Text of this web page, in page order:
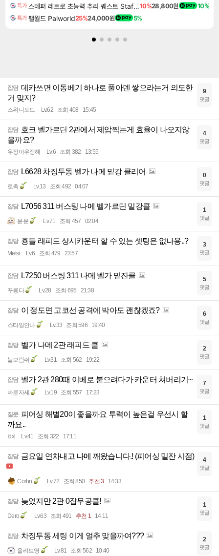
특가 스테퍼 레트로 초능력 추리 퀘스트 Staffer Retro A Supernatural Mystery Quest10%28,800원 10%
특가 팰월드 Palworld25%24,000원 5%
잡담 데카쓰면 이동베기 하나로 풀아덴 쌓으라는거 의도한
거 맞지?
스위니토드 Lv.62 조회 408 15:45
9
댓글
잡담 호크 벨가르딘 2관에서 제압찍는게 효율이 나오지않
을까요?
우정아우정해 Lv.6 조회 382 13:55
4
댓글
잡담 L6628 차징두동 벨가 나메 밑강 클리어
로촉 Lv.13 조회 492 04:07
0
댓글
잡담 L7056 311 버스팅 나메 벨가르딘 밑강클
윤윤 Lv.71 조회 457 02:04
1
댓글
잡담 횽들 래피드 상시카운터 할 수 있는 셋팅은 없나용..?
Metsi Lv.6 조회 479 23:57
3
댓글
잡담 L7250 버스팅 311 나메 벨가 밑잔클
꾸릉다 Lv.28 조회 695 21:38
5
댓글
잡담 이 정도면 고코선 공격에 박아도 괜찮겠죠?
스타일안나 Lv.33 조회 596 19:40
6
댓글
잡담 벨가 나메 2관 래피드 클
늘보람쥐 Lv.31 조회 562 19:22
2
댓글
잡담 벨가 2관 280때 이베로 붙으려다가 카운터 쳐버리기~
바른자세 Lv.19 조회 557 17:23
7
댓글
질문 피어싱 해별20이 좋을까요 투력이 높은걸 우선시 할
까요..
Idxl Lv.41 조회 322 17:11
1
댓글
잡담 금요일 연차내고 나메 깨왔습니다.! (피어싱 밑잔 시점)
Corhn Lv.72 조회 850 추천 3 14:33
4
댓글
잡담 늦었지만 2관 0잡무공클!
Dero Lv.63 조회 491 추천 1 14:11
1
댓글
잡담 차징두동 세팅 이게 얼추 맞을까여???
올리브영 Lv.81 조회 562 10:40
2
댓글